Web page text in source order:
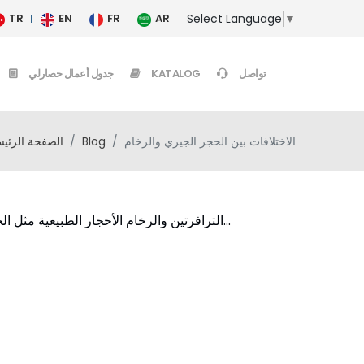
TR EN FR AR Select Language ▼
جدول أعمال حصارلي KATALOG تواصل
الصفحة Blog الاختلافات بين الحجر الجيري والرخام
الترافرتين والرخام الأحجار الطبيعية مثل الحجر الجيري والرخام موجودة منذ العصور القديمة...